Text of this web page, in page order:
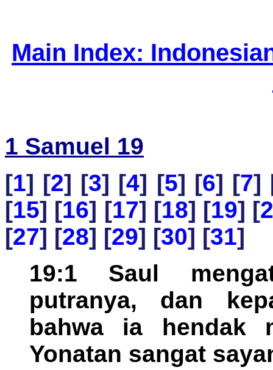
Main Index:
1 Samuel 19
[1] [2] [3] [4] [5] [6] [7]
[15] [16] [17] [18] [19] [
[27] [28] [29] [30] [31]
19:1 Saul
putranya, dan
bahwa ia hendak
Yonatan sangat